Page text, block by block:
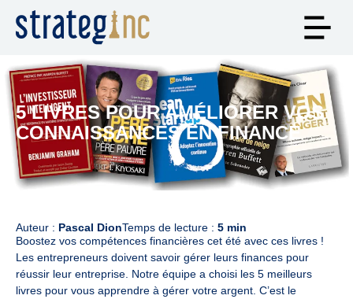
5 LIVRES POUR AMÉLIORER VOS
CONNAISSANCES EN FINANCE
Auteur : Pascal DionTemps de lecture : 5 min
Boostez vos compétences financières cet été avec ces livres !
Les entrepreneurs doivent savoir gérer leurs finances pour
réussir leur entreprise. Notre équipe a choisi les 5 meilleurs
livres pour vous apprendre à gérer votre argent. C’est le